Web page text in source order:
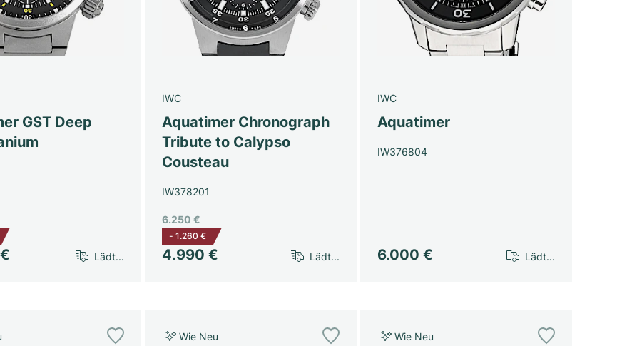
GST Deep
Lädt...
IWC
Aquatimer Chronograph
Tribute to Calypso
Cousteau
IW378201
4.990 €
6.250 €
- 1.260 €
Lädt...
IWC
Aquatimer
IW376804
6.000 € Lädt...
Wie Neu Wie Neu